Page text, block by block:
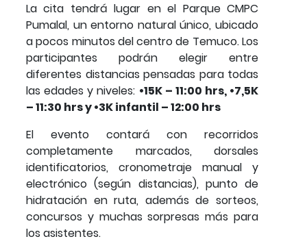
La cita tendrá lugar en el Parque CMPC
Pumalal, un entorno natural único, ubicado
a pocos minutos del centro de Temuco. Los
participantes podrán elegir entre
diferentes distancias pensadas para todas
las edades y niveles: ​•​15K – 11:00 hrs, ​•​7,5K
– 11:30 hrs y ​•​3K infantil – 12:00 hrs
El evento contará con recorridos
completamente marcados, dorsales
identificatorios, cronometraje manual y
electrónico (según distancias), punto de
hidratación en ruta, además de sorteos,
concursos y muchas sorpresas más para
los asistentes.